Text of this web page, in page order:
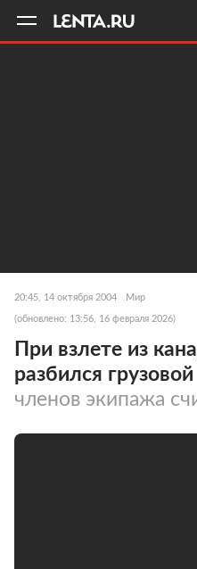
20:45, 14 октября 2004 Мир
(обновлено: 13:56, 16 февраля 2026)
При взлете из
разбился
членов экипажа